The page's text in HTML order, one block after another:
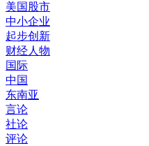
美国股市
中小企业
起步创新
财经人物
国际
中国
东南亚
言论
社论
评论